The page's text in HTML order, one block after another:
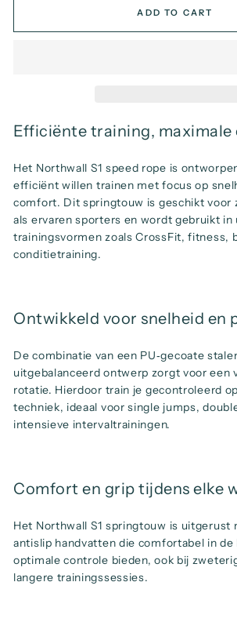
ADD TO CART
Efficiënte training,
Het Northwall S1 speed rope is
efficiënt willen trainen met focus op
comfort. Dit springtouw is geschikt voor
als ervaren sporters en wordt gebruikt in
trainingsvormen zoals CrossFit, fitness,
conditietraining.
Ontwikkeld voor snelheid en
De combinatie van een PU‑gecoate
uitgebalanceerd ontwerp zorgt voor een
rotatie. Hierdoor train je gecontroleerd
techniek, ideaal voor single jumps,
intensieve intervaltrainingen.
Comfort en grip tijdens elke
Het Northwall S1 springtouw is uitgerust
antislip handvatten die comfortabel in de
optimale controle bieden, ook bij
langere trainingssessies.